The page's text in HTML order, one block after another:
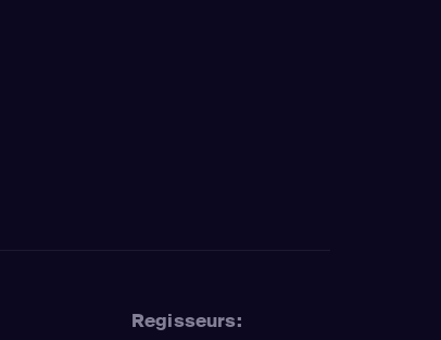
Regisseurs: